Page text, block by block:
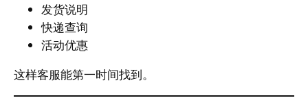
发货说明
快递查询
活动优惠
这样客服能第一时间找到。